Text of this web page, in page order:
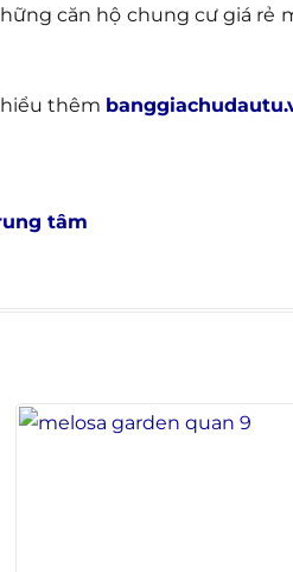
căn hộ chung cư giá rẻ
thêm
tâm